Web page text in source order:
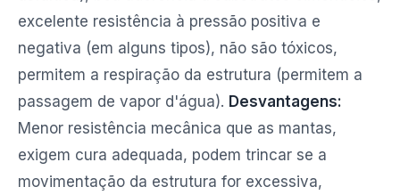
excelente resistência à pressão positiva e
negativa (em alguns tipos), não são tóxicos,
permitem a respiração da estrutura (permitem a
passagem de vapor d'água). Desvantagens:
Menor resistência mecânica que as mantas,
exigem cura adequada, podem trincar se a
movimentação da estrutura for excessiva,